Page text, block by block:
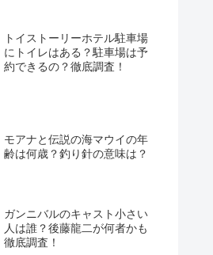
トイストーリーホテル駐車場
にトイレはある？駐車場は予
約できるの？徹底調査！
モアナと伝説の海マウイの年
齢は何歳？釣り針の意味は？
ガンニバルのキャスト小さい
人は誰？後藤龍二が何者かも
徹底調査！